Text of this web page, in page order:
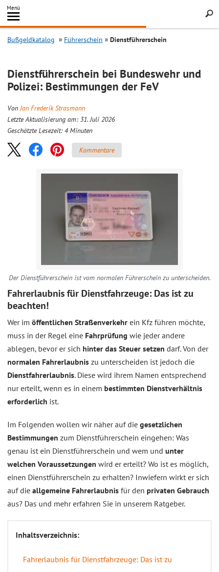
Inhalt
springen
Menü
Search
Bußgeldkatalog Führerschein Dienstführerschein
Dienstführerschein bei Bundeswehr und
Polizei: Bestimmungen der FeV
VonJan Frederik Strasmann
Letzte Aktualisierung am: 31. Juli 2026
Geschätzte Lesezeit: 4 Minuten
Kommentare
Der Dienstführerschein ist vom normalen Führerschein zu unterscheiden.
Fahrerlaubnis für Dienstfahrzeuge: Das ist zu
beachten!
Wer im öffentlichen Straßenverkehr ein Kfz führen möchte,
muss in der Regel eine Fahrprüfung wie jeder andere
ablegen, bevor er sich hinter das Steuer setzen darf. Von der
normalen Fahrerlaubnis zu unterscheiden ist jedoch die
Dienstfahrerlaubnis. Diese wird ihrem Namen entsprechend
nur erteilt, wenn es in einem bestimmten Dienstverhältnis
erforderlich ist.
Im Folgenden wollen wir näher auf die gesetzlichen
Bestimmungen zum Dienstführerschein eingehen: Was
genau ist ein Dienstführerschein und wem und unter
welchen Voraussetzungen wird er erteilt? Wo ist es möglich,
einen Dienstführerschein zu erhalten? Inwiefern wirkt er sich
auf die allgemeine Fahrerlaubnis für den privaten Gebrauch
aus? Das und mehr erfahren Sie in unserem Ratgeber.
Inhaltsverzeichnis:
Fahrerlaubnis für Dienstfahrzeuge: Das ist zu